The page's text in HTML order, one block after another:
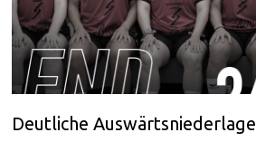
Deutliche Auswärtsniederlage